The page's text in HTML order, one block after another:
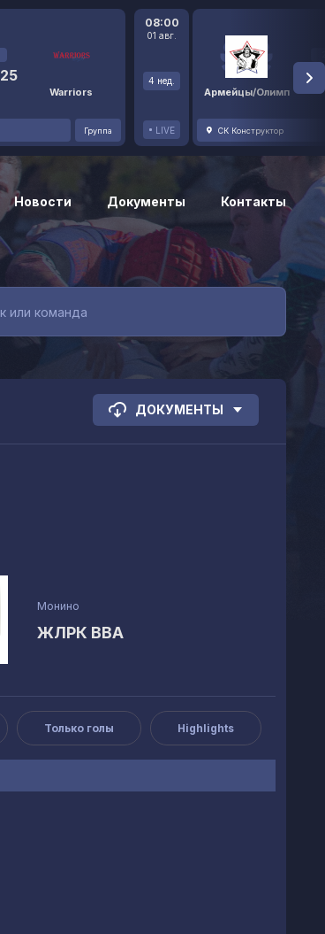
25
Warriors
Группа
08:00
01 авг.
4 нед.
LIVE
Армейцы/Олимп
48
СК Конструктор
Новости Документы Контакты
ДОКУМЕНТЫ
Монино
ЖЛРК ВВА
Только голы Highlights